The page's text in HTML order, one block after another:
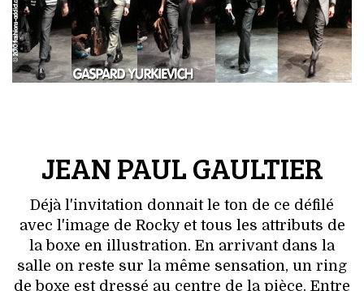
JEAN PAUL GAULTIER
Déjà l'invitation donnait le ton de ce défilé
avec l'image de Rocky et tous les attributs de
la boxe en illustration. En arrivant dans la
salle on reste sur la même sensation, un ring
de boxe est dressé au centre de la pièce. Entre